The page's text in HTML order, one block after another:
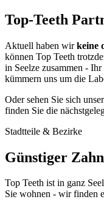
Top-Teeth
Aktuell haben wirkeine
können Top Teeth
in Seelze zusammen -
kümmern uns um die
Oder sehen Sie sich unser
finden Sie die
Stadtteile & Bezirke
Günstiger
Top Teeth ist in ganz
Sie wohnen - wir finden